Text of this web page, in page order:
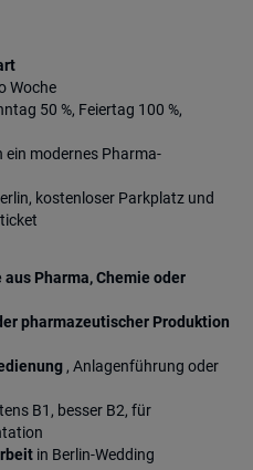
Woche
50 %, Feiertag 100 %,
modernes Pharma-
kostenloser Parkplatz und
Pharma, Chemie oder
pharmazeutischer Produktion
, Anlagenführung oder
B1, besser B2, für
in Berlin-Wedding